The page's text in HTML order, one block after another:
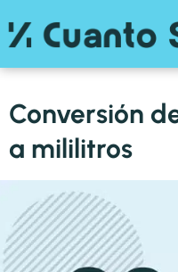
Conversión
a mililitros